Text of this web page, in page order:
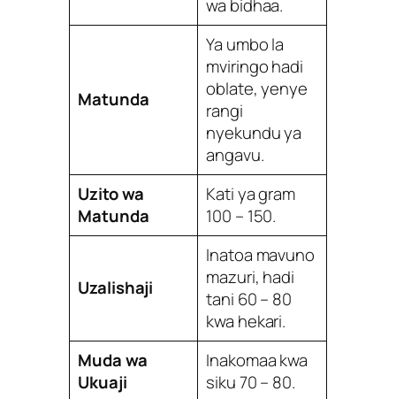
wa bidhaa.
Matunda
Ya umbo la
mviringo hadi
oblate, yenye
rangi
nyekundu ya
angavu.
Uzito wa
Matunda
Kati ya gram
100 – 150.
Uzalishaji
Inatoa mavuno
mazuri, hadi
tani 60 – 80
kwa hekari.
Muda wa
Ukuaji
Inakomaa kwa
siku 70 – 80.